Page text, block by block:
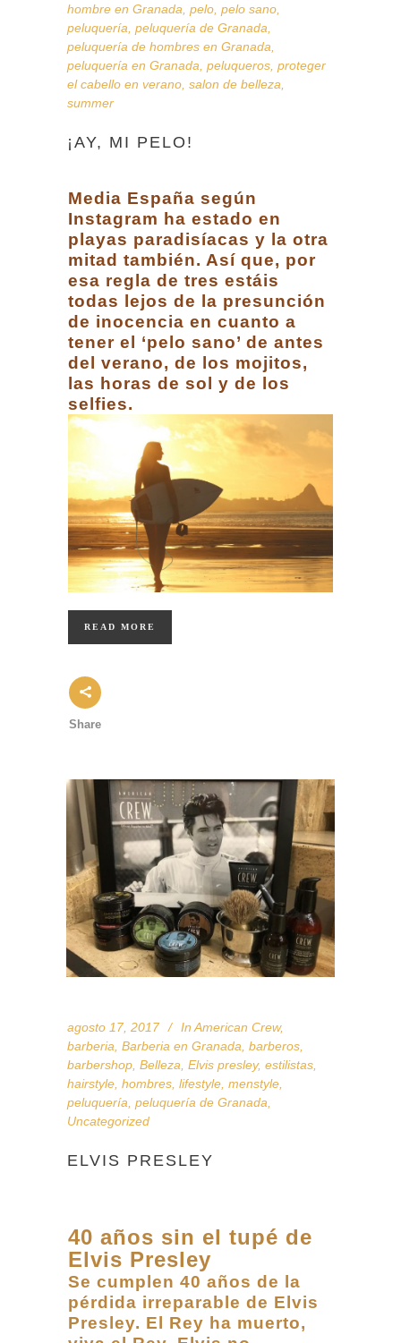
hombre en Granada pelo pelo sano
peluquería peluquería de Granada
peluquería de hombres en Granada
peluquería en Granada peluqueros proteger
el cabello en verano salon de belleza
summer
¡AY, MI PELO!
Media España según
Instagram ha estado en
playas paradisíacas y la otra
mitad también. Así que, por
esa regla de tres estáis
todas lejos de la presunción
de inocencia en cuanto a
tener el ‘pelo sano’ de antes
del verano, de los mojitos,
las horas de sol y de los
selfies.
READ MORE
Share
agosto 17, 2017 In American Crew,
barberia Barberia en Granada barberos
barbershop Belleza Elvis presley, estilistas
hairstyle hombres lifestyle menstyle
peluquería peluquería de Granada
Uncategorized
ELVIS PRESLEY
40 años sin el tupé de
Elvis Presley
Se cumplen 40 años de la
pérdida irreparable de Elvis
Presley. El Rey ha muerto,